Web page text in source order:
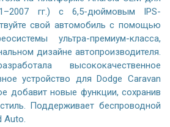
гг.) с 6,5-дюймовым IPS-
свой автомобиль с помощью
ультра-премиум-класса,
дизайне автопроизводителя.
высококачественное
устройство для Dodge Caravan
добавит новые функции, сохранив
Поддерживает беспроводной
Auto.